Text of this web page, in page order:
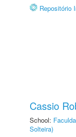
Repositório
Cassio
School:
Solteira)